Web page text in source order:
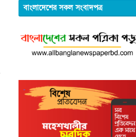
বাংলাদেশের সকল সংবাদপত্র